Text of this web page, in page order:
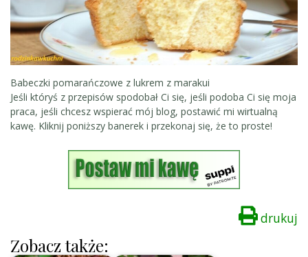
Babeczki pomarańczowe z lukrem z marakui
Jeśli któryś z przepisów spodobał Ci się, jeśli podoba Ci się moja
praca, jeśli chcesz wspierać mój blog, postawić mi wirtualną
kawę. Kliknij poniższy banerek i przekonaj się, że to proste!
drukuj
Zobacz także: